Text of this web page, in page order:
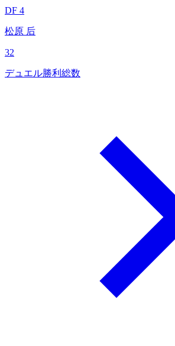
DF 4
松原 后
32
デュエル勝利総数